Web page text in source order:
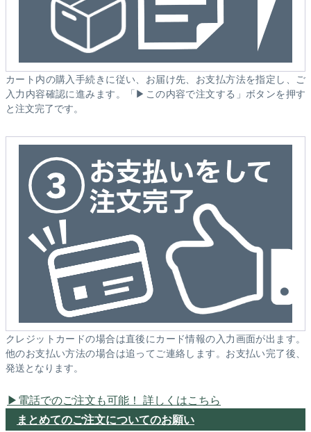
カート内の購入手続きに従い、お届け先、お支払方法を指定し、ご
入力内容確認に進みます。「▶この内容で注文する」ボタンを押す
と注文完了です。
クレジットカードの場合は直後にカード情報の入力画面が出ます。
他のお支払い方法の場合は追ってご連絡します。お支払い完了後、
発送となります。
電話でのご注文も可能！ 詳しくはこちら
まとめてのご注文についてのお願い